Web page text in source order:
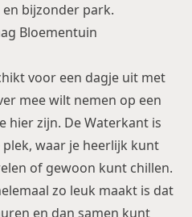
bijzonder park.
voor een dagje uit met
mee wilt nemen op een
hier zijn. De Waterkant is
waar je heerlijk kunt
of gewoon kunt chillen.
zo leuk maakt is dat
en dan samen kunt